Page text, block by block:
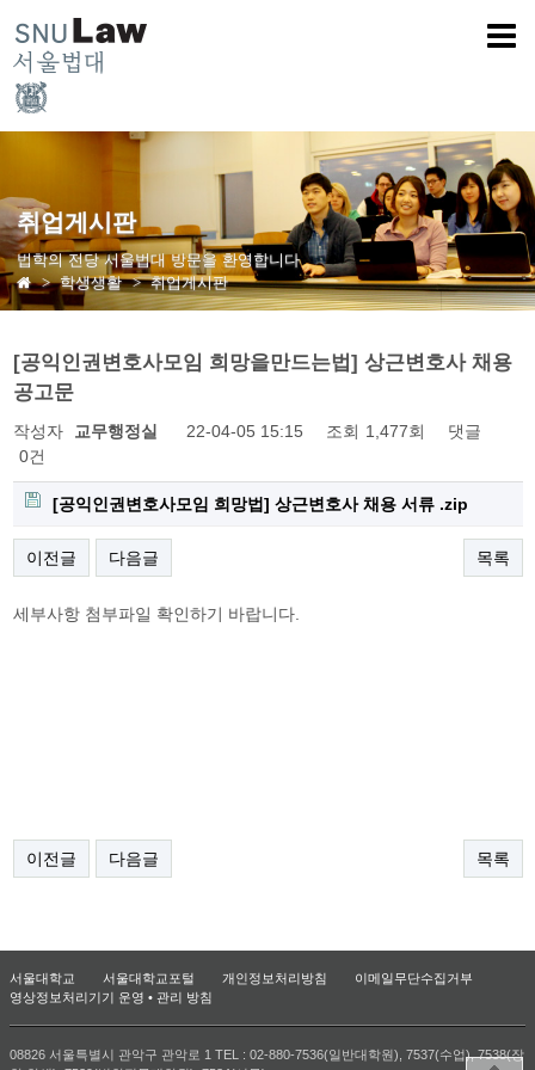
취업게시판
법학의 전당 서울법대 방문을 환영합니다
학생생활
취업게시판
[공익인권변호사모임 희망을만드는법] 상근변호사 채용
공고문
작성자 교무행정실 22-04-05 15:15 조회 1,477회
댓글
0건
[공익인권변호사모임 희망법] 상근변호사 채용 서류 .zip
이전글 다음글 목록
세부사항 첨부파일 확인하기 바랍니다.
이전글 다음글 목록
서울대학교 서울대학교포털 개인정보처리방침
이메일무단수집거부
영상정보처리기기 운영 • 관리 방침
08826 서울특별시 관악구 관악로 1 TEL : 02-880-7536(일반대학원), 7537(수업), 7538(장